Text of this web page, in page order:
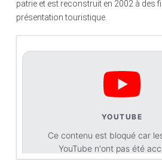
patrie et est reconstruit en 2002 à des
présentation touristique.
YOUTUBE
Ce contenu est bloqué car
YouTube n'ont pas été